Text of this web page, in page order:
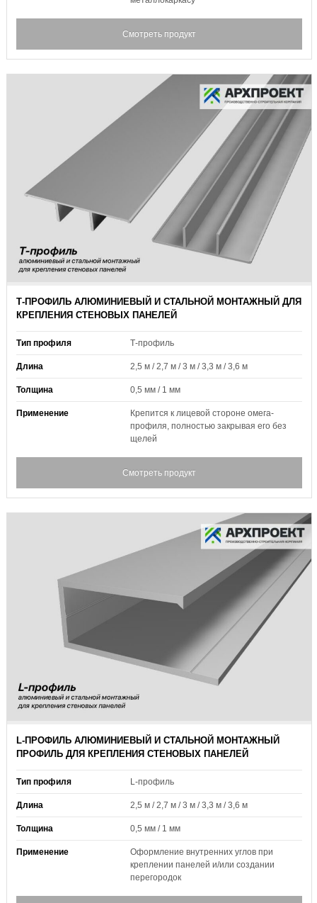
Смотреть продукт
Т-ПРОФИЛЬ АЛЮМИНИЕВЫЙ И СТАЛЬНОЙ МОНТАЖНЫЙ ДЛЯ
КРЕПЛЕНИЯ СТЕНОВЫХ ПАНЕЛЕЙ
Тип профиля Т-профиль
Длина 2,5 м / 2,7 м / 3 м / 3,3 м / 3,6 м
Толщина 0,5 мм / 1 мм
Применение
Крепится к лицевой стороне омега-
профиля, полностью закрывая его без
щелей
Смотреть продукт
L-ПРОФИЛЬ АЛЮМИНИЕВЫЙ И СТАЛЬНОЙ МОНТАЖНЫЙ
ПРОФИЛЬ ДЛЯ КРЕПЛЕНИЯ СТЕНОВЫХ ПАНЕЛЕЙ
Тип профиля L-профиль
Длина 2,5 м / 2,7 м / 3 м / 3,3 м / 3,6 м
Толщина 0,5 мм / 1 мм
Применение
Оформление внутренних углов при
креплении панелей и/или создании
перегородок